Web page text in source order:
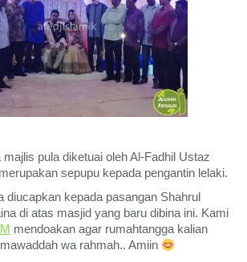
pula diketuai oleh Al-Fadhil Ustaz
sepupu kepada pengantin lelaki.
diucapkan kepada pasangan Shahrul
di atas masjid yang baru dibina ini. Kami
mendoakan agar rumahtangga kalian
wa rahmah.. Amiin